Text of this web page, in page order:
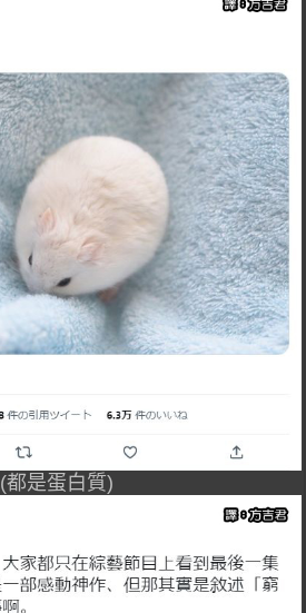
(都是蛋白質)